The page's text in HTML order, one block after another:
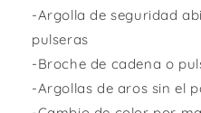
-Argolla de seguridad
pulseras
-Broche de cadena o
-Argollas de aros sin el